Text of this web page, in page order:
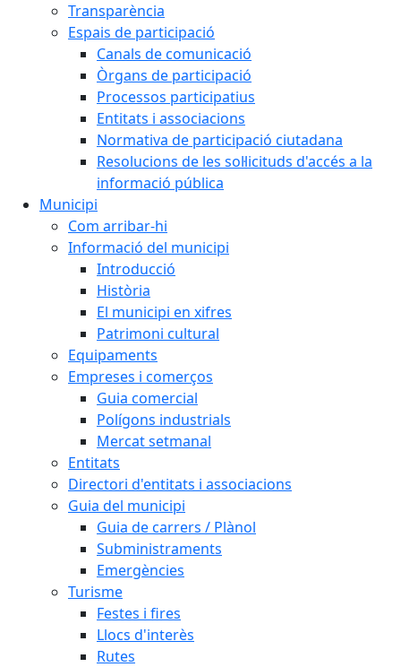
Transparència
Espais de participació
Canals de comunicació
Òrgans de participació
Processos participatius
Entitats i associacions
Normativa de participació ciutadana
Resolucions de les sol·licituds d'accés a la
informació pública
Municipi
Com arribar-hi
Informació del municipi
Introducció
Història
El municipi en xifres
Patrimoni cultural
Equipaments
Empreses i comerços
Guia comercial
Polígons industrials
Mercat setmanal
Entitats
Directori d'entitats i associacions
Guia del municipi
Guia de carrers / Plànol
Subministraments
Emergències
Turisme
Festes i fires
Llocs d'interès
Rutes